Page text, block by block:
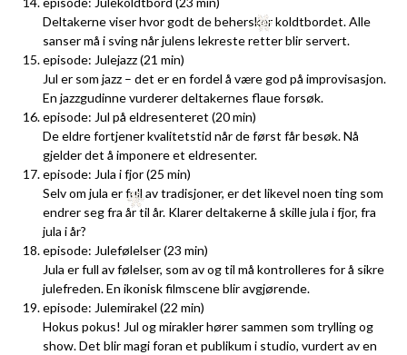
Deltakerne viser hvor godt de behersker koldtbordet. Alle
sanser må i sving når julens lekreste retter blir servert.
episode: Julejazz (21 min)
Jul er som jazz – det er en fordel å være god på improvisasjon.
En jazzgudinne vurderer deltakernes flaue forsøk.
episode: Jul på eldresenteret (20 min)
De eldre fortjener kvalitetstid når de først får besøk. Nå
gjelder det å imponere et eldresenter.
episode: Jula i fjor (25 min)
Selv om jula er full av tradisjoner, er det likevel noen ting som
endrer seg fra år til år. Klarer deltakerne å skille jula i fjor, fra
jula i år?
episode: Julefølelser (23 min)
Jula er full av følelser, som av og til må kontrolleres for å sikre
julefreden. En ikonisk filmscene blir avgjørende.
episode: Julemirakel (22 min)
Hokus pokus! Jul og mirakler hører sammen som trylling og
show. Det blir magi foran et publikum i studio, vurdert av en